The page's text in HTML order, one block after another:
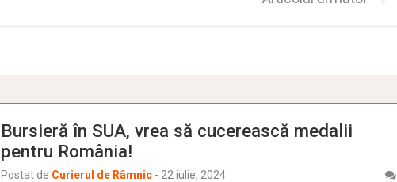
Bursieră în SUA, vrea să cucerească medalii
pentru România!
Postat de Curierul de Râmnic - 22 iulie, 2024